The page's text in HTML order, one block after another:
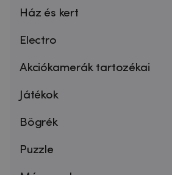
Ház és kert
Electro
Akciókamerák tartozékai
Játékok
Bögrék
Puzzle